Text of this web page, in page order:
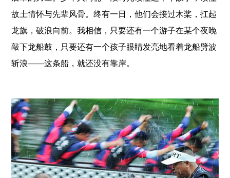
故土情怀与先辈风骨。终有一日，他们会接过木桨，扛起
龙旗，破浪向前。我相信，只要还有一个游子在某个夜晚
敲下龙船鼓，只要还有一个孩子眼睛发亮地看着龙船劈波
斩浪——这条船，就还没有靠岸。